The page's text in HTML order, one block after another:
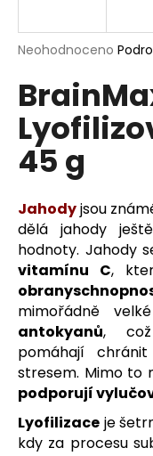
Průměrné
produktu
je
0,0
hvězdiček.
Neohodnoceno
45 g
Jahodyjsou
dělá jahody
hodnoty. Jahody
vitamínu C,
mimořádně
antokyanů,
pomáhají
stresem. Mimo to
podporují
Lyofilizace je
kdy za procesu
j
t
?
D
o
p
o
r
u
č
u
j